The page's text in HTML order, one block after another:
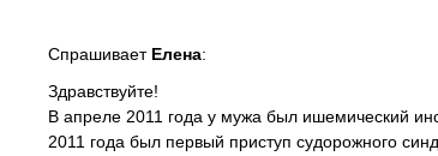
Спрашивает Елена:
Здравствуйте!
В апреле 2011 года у мужа был ишемический
2011 года был первый приступ судорожного